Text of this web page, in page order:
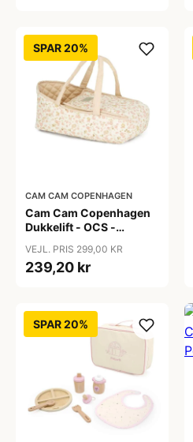
SPAR 20%
CAM CAM COPENHAGEN
Cam Cam Copenhagen
Dukkelift - OCS -
VEJL. PRIS 299,00 KR
239,20 kr
SPAR 20%